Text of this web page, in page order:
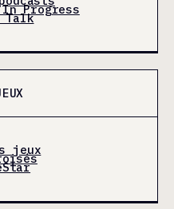
Progress
Talk
jeux